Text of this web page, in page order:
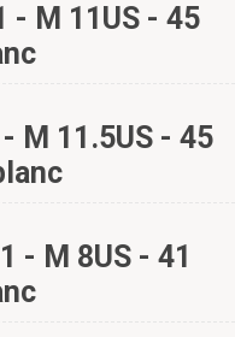
- M 11US - 45
M 11.5US - 45
- M 8US - 41